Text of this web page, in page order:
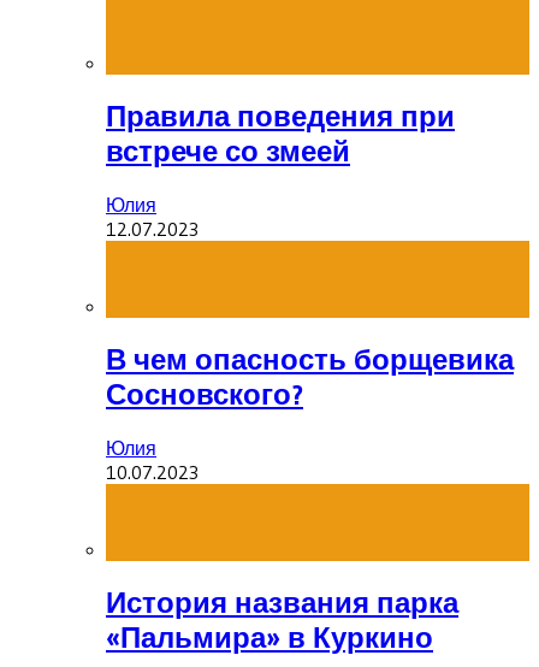
Правила поведения при
встрече со змеей
Юлия
12.07.2023
В чем опасность борщевика
Сосновского?
Юлия
10.07.2023
История названия парка
«Пальмира» в Куркино